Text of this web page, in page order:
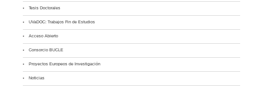
Tesis Doctorales
UVaDOC: Trabajos Fin de Estudios
Acceso Abierto
Consorcio BUCLE
Proyectos Europeos de Investigación
Noticias